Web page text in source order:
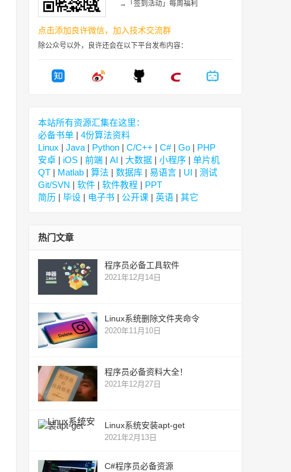
→「签到活动」每周福利
点击添加良许微信，加入技术交流群
除公众号以外，良许还会在以下平台发布内容：
本站所有资源汇集在这里：
必备书单 | 4份算法资料
Linux | Java | Python | C/C++ | C#| Go | PHP
安卓 | iOS | 前端 | AI | 大数据 | 小程序 | 单片机
QT | Matlab | 算法 | 数据库 | 易语言 | UI | 测试
Git/SVN | 软件 | 软件教程 | PPT
简历 | 毕设 | 电子书 | 公开课 | 英语 | 其它
热门文章
程序员必备工具软件
2021年12月14日
Linux系统删除文件夹命令
2020年11月10日
程序员必备资料大全！
2021年12月27日
Linux系统安装apt-get
2021年2月13日
C#程序员必备资源